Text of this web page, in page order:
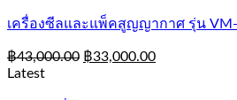
เครื่องซีลและแพ็คสูญญากาศ รุ่น
฿43,000.00 ฿33,000.00
Latest